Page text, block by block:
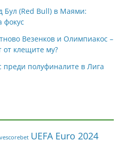
Бул (Red Bull) в Маями:
фокус
Везенков и Олимпиакос –
клещите му?
полуфиналите в Лига
UEFA Euro 2024